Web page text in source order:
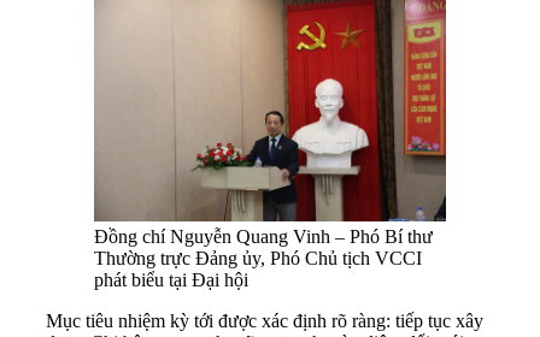
Đồng chí Nguyễn Quang Vinh – Phó Bí thư
Thường trực Đảng ủy, Phó Chủ tịch VCCI
phát biểu tại Đại hội
Mục tiêu nhiệm kỳ tới được xác định rõ ràng: tiếp tục xây